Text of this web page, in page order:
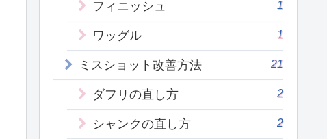
フィニッシュ 1
ワッグル 1
ミスショット改善方法 21
ダフリの直し方 2
シャンクの直し方 2